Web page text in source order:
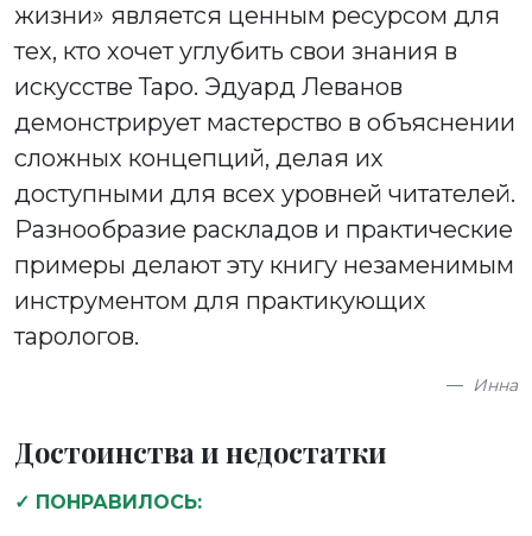
жизни» является ценным ресурсом для
тех, кто хочет углубить свои знания в
искусстве Таро. Эдуард Леванов
демонстрирует мастерство в объяснении
сложных концепций, делая их
доступными для всех уровней читателей.
Разнообразие раскладов и практические
примеры делают эту книгу незаменимым
инструментом для практикующих
тарологов.
Инна
Достоинства и недостатки
✓ ПОНРАВИЛОСЬ: